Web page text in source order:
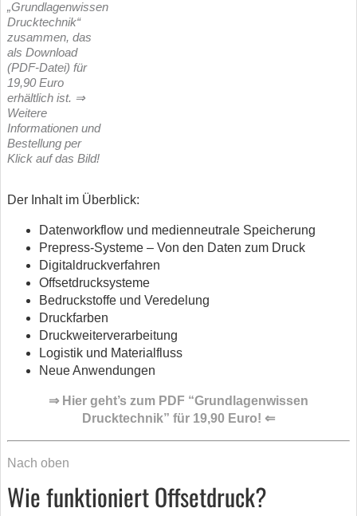
„Grundlagenwissen
Drucktechnik“
zusammen, das
als Download
(PDF-Datei) für
19,90 Euro
erhältlich ist. ⇒
Weitere
Informationen und
Bestellung per
Klick auf das Bild!
Der Inhalt im Überblick:
Datenworkflow und medienneutrale Speicherung
Prepress-Systeme – Von den Daten zum Druck
Digitaldruckverfahren
Offsetdrucksysteme
Bedruckstoffe und Veredelung
Druckfarben
Druckweiterverarbeitung
Logistik und Materialfluss
Neue Anwendungen
⇒ Hier geht’s zum PDF “Grundlagenwissen
Drucktechnik” für 19,90 Euro! ⇐
Nach oben
Wie funktioniert Offsetdruck?